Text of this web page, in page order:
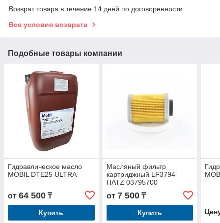
Возврат товара в течение 14 дней по договоренности
Все условия возврата
Подобные товары компании
Гидравлическое масло
MOBIL DTE25 ULTRA
от 64 500 ₸
Купить
Масляный фильтр
картриджный LF3794
HATZ 03795700
от 7 500₸
Купить